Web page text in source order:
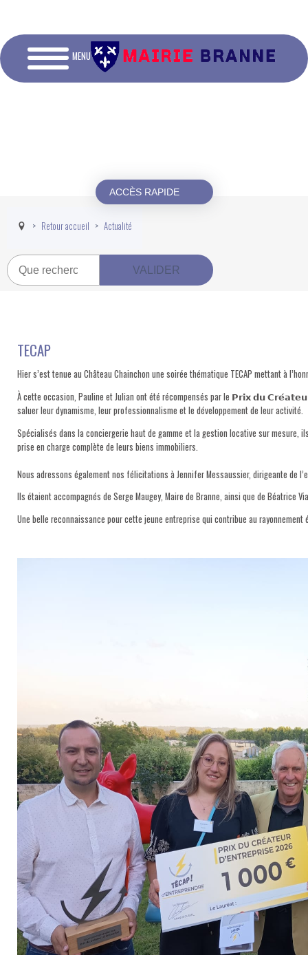
MENU
ACCÈS RAPIDE
Retour accueil Actualité
Recherche
VALIDER
TECAP
Hier s’est tenue au Château Chainchon une soirée thématique TECAP mettant à
À cette occasion, Pauline et Julian ont été récompensés par le 𝗣𝗿𝗶𝘅 𝗱𝘂
saluer leur dynamisme, leur professionnalisme et le développement de leur activité.
Spécialisés dans la conciergerie haut de gamme et la gestion locative sur
prise en charge complète de leurs biens immobiliers.
Nous adressons également nos félicitations à Jennifer Messaussier, dirigeante de
Ils étaient accompagnés de Serge Maugey, Maire de Branne, ainsi que de Béatrice
Une belle reconnaissance pour cette jeune entreprise qui contribue au